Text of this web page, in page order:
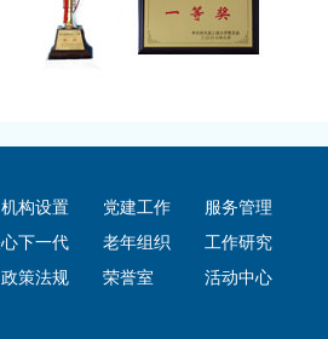
机构设置 党建工作
服务管理
下一代
老年组织
工作研究
政策法规
荣誉室 活动中心